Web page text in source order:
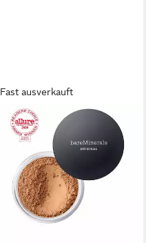
Fast ausverkauft
BAREMINERALS
Foundation Original
Foundation Spf15 21-Neutral
47,14 €
(5.892,50 €/ 1 kg)
lieferbar - in 9-11 Werktagen bei